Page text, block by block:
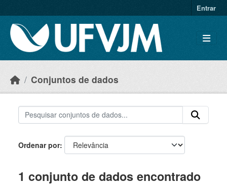
Entrar
Conjuntos de dados
Ordenar por
1 conjunto de dados encontrado